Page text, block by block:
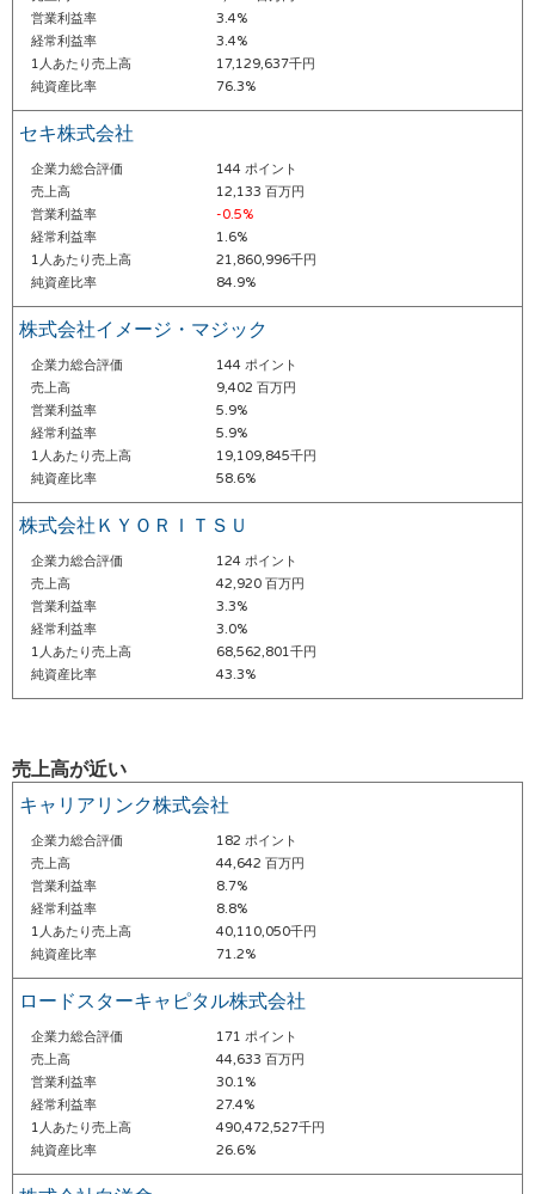
営業利益率
3.4%
経常利益率
3.4%
1人あたり売上高
17,129,637千円
純資産比率
76.3%
セキ株式会社
企業力総合評価
144 ポイント
売上高
12,133 百万円
営業利益率
-0.5%
経常利益率
1.6%
1人あたり売上高
21,860,996千円
純資産比率
84.9%
株式会社イメージ・マジック
企業力総合評価
144 ポイント
売上高
9,402 百万円
営業利益率
5.9%
経常利益率
5.9%
1人あたり売上高
19,109,845千円
純資産比率
58.6%
株式会社ＫＹＯＲＩＴＳＵ
企業力総合評価
124 ポイント
売上高
42,920 百万円
営業利益率
3.3%
経常利益率
3.0%
1人あたり売上高
68,562,801千円
純資産比率
43.3%
売上高が近い
キャリアリンク株式会社
企業力総合評価
182 ポイント
売上高
44,642 百万円
営業利益率
8.7%
経常利益率
8.8%
1人あたり売上高
40,110,050千円
純資産比率
71.2%
ロードスターキャピタル株式会社
企業力総合評価
171 ポイント
売上高
44,633 百万円
営業利益率
30.1%
経常利益率
27.4%
1人あたり売上高
490,472,527千円
純資産比率
26.6%